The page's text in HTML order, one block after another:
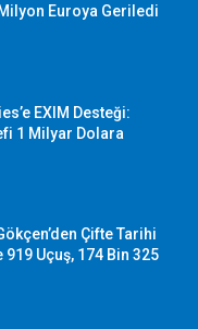
Euroya Geriledi
EXIM Desteği:
1 Milyar Dolara
Çifte Tarihi
919 Uçuş, 174 Bin 325